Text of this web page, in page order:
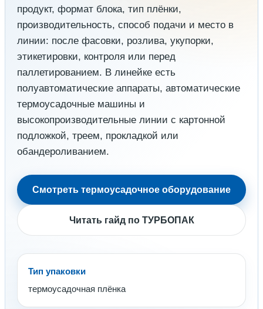
продукт, формат блока, тип плёнки,
производительность, способ подачи и место в
линии: после фасовки, розлива, укупорки,
этикетировки, контроля или перед
паллетированием. В линейке есть
полуавтоматические аппараты, автоматические
термоусадочные машины и
высокопроизводительные линии с картонной
подложкой, треем, прокладкой или
обандероливанием.
Смотреть термоусадочное оборудование
Читать гайд по ТУРБОПАК
Тип упаковки
термоусадочная плёнка